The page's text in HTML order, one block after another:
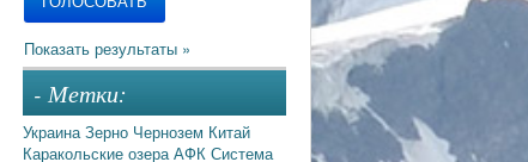
- Метки:
УкраинаЗерно Чернозем Китай
Каракольские озераАФК Система